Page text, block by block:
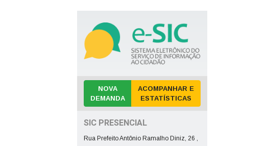
NOVA
DEMANDA
ACOMPANHAR E
ESTATÍSTICAS
SIC PRESENCIAL
Rua Prefeito Antônio Ramalho Diniz, 26 ,